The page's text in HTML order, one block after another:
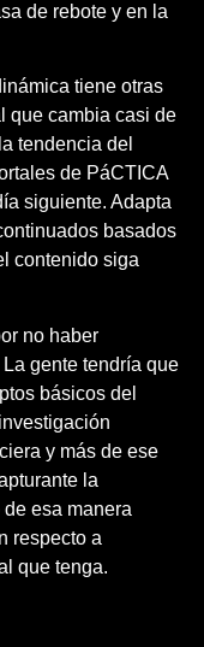
de rebote y en la
tiene otras
que cambia casi de
tendencia del
de PáCTICA
siguiente. Adapta
basados
contenido siga
no haber
gente tendría que
básicos del
y más de ese
la
esa manera
respecto a
que tenga.